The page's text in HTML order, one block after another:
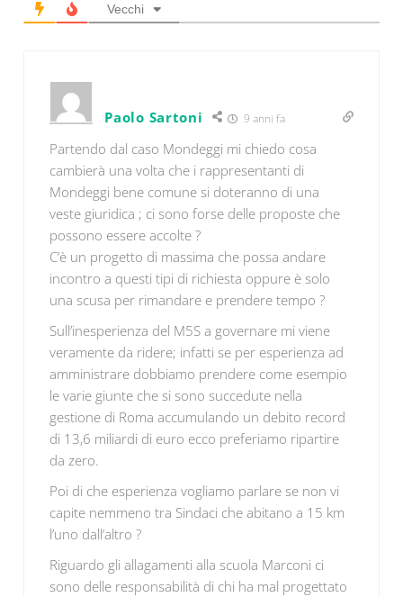
Vecchi
Paolo Sartoni 9 anni fa
Partendo dal caso Mondeggi mi chiedo cosa
cambierà una volta che i rappresentanti di
Mondeggi bene comune si doteranno di una
veste giuridica ; ci sono forse delle proposte che
possono essere accolte ?
C’è un progetto di massima che possa andare
incontro a questi tipi di richiesta oppure è solo
una scusa per rimandare e prendere tempo ?
Sull’inesperienza del M5S a governare mi viene
veramente da ridere; infatti se per esperienza ad
amministrare dobbiamo prendere come esempio
le varie giunte che si sono succedute nella
gestione di Roma accumulando un debito record
di 13,6 miliardi di euro ecco preferiamo ripartire
da zero.
Poi di che esperienza vogliamo parlare se non vi
capite nemmeno tra Sindaci che abitano a 15 km
l’uno dall’altro ?
Riguardo gli allagamenti alla scuola Marconi ci
sono delle responsabilità di chi ha mal progettato